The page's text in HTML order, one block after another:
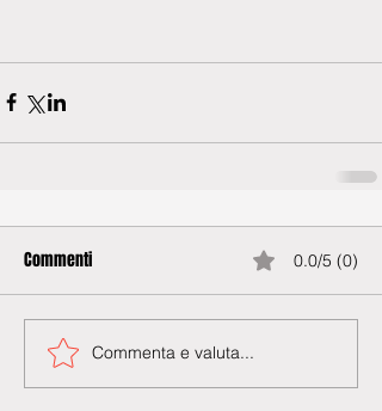
Commenti 0.0/5 (0)
Commenta e valuta...